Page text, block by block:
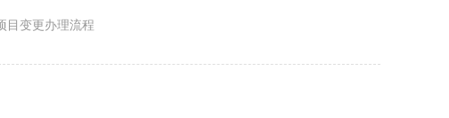
变更办理流程